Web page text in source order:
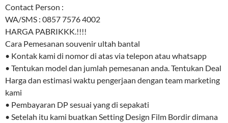
Contact Person :
WA/SMS : 0857 7576 4002
HARGA PABRIKKK.!!!!
Cara Pemesanan souvenir ultah bantal
• Kontak kami di nomor di atas via telepon atau whatsapp
• Tentukan model dan jumlah pemesanan anda. Tentukan Deal
Harga dan estimasi waktu pengerjaan dengan team marketing
kami
• Pembayaran DP sesuai yang di sepakati
• Setelah itu kami buatkan Setting Design Film Bordir dimana